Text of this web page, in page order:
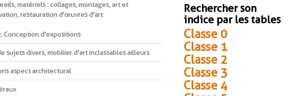
matériels : collages, montages, art et
restauration d'œuvres d'art
Conception d'expositions
sujets divers, mobilier d'art inclassables ailleurs
aspect architectural
Rechercher son
indice par les tables
Classe 0
Classe 1
Classe 2
Classe 3
Classe 4